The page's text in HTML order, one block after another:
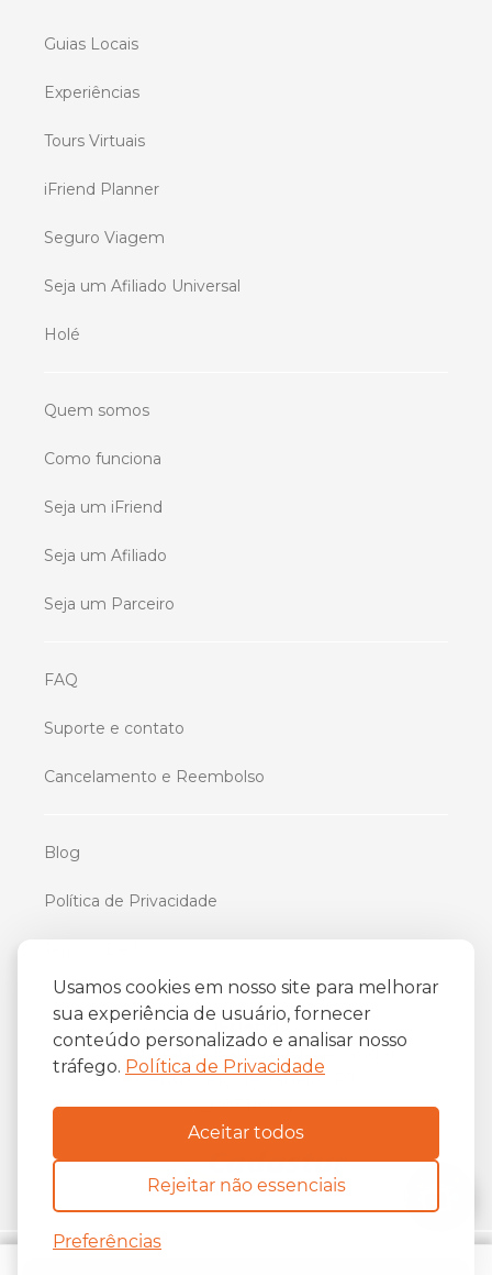
Usamos cookies em nosso site para melhorar
sua experiência de usuário, fornecer
conteúdo personalizado e analisar nosso
tráfego. Política de Privacidade
Aceitar todos
Rejeitar não essenciais
Preferências
Guias Locais
Experiências
Tours Virtuais
iFriend Planner
Seguro Viagem
Seja um Afiliado Universal
Holé
Quem somos
Como funciona
Seja um iFriend
Seja um Afiliado
Seja um Parceiro
FAQ
Suporte e contato
Cancelamento e Reembolso
Blog
Política de Privacidade
iFriend
Av. Almirante Barroso 81, 34oandar
Centro, Rio de Janeiro/RJ
20031-004